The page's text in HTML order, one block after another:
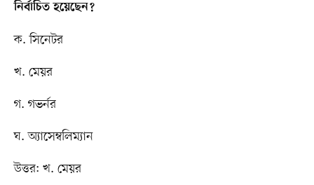
নির্বাচিত হয়েছেন?
ক. সিনেটর
খ. মেয়র
গ. গভর্নর
ঘ. অ্যাসেম্বলিম্যান
উত্তর: খ. মেয়র